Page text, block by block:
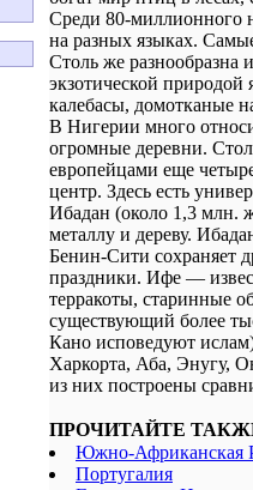
Среди 80-миллионного
на разных языках.
Столь же разнообразна
экзотической
калебасы, домотканые
В Нигерии много
огромные деревни.
европейцами еще
центр. Здесь есть
Ибадан (около 1,3 млн.
металлу и дереву.
Бенин-Сити сохраняет
праздники. Ифе —
терракоты, старинные
существующий более
Кано исповедуют
Харкорта, Аба, Энугу,
из них построены
ПРОЧИТАЙТЕ
Южно-Африканская
Португалия